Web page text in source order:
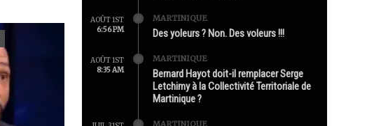
AOÛT 1ST
6:56 PM
MARTINIQUE
Des yoleurs ? Non. Des voleurs !!!
AOÛT 1ST
8:35 AM
MARTINIQUE
Bernard Hayot doit-il remplacer Serge
Letchimy à la Collectivité Territoriale de
Martinique ?
MARTINIQUE